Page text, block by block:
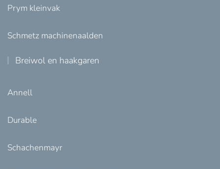
Prym kleinvak
Schmetz machinenaalden
Breiwol en haakgaren
Annell
Durable
Schachenmayr